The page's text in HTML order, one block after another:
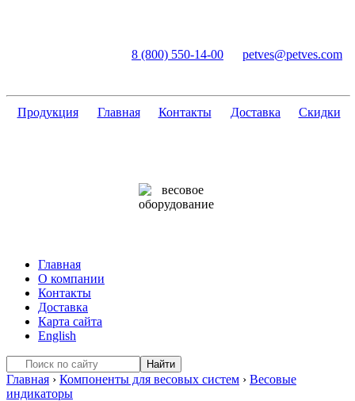
8 (800) 550-14-00 petves@petves.com
Продукция Главная Контакты Доставка Скидки
Главная
О компании
Контакты
Доставка
Карта сайта
English
Главная › Компоненты для весовых систем › Весовые
индикаторы